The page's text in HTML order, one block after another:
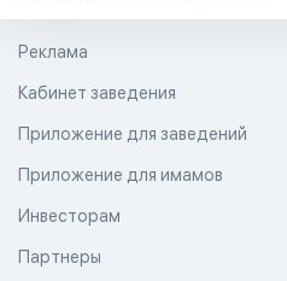
Реклама
Кабинет заведения
Приложение для заведений
Приложение для имамов
Инвесторам
Партнеры